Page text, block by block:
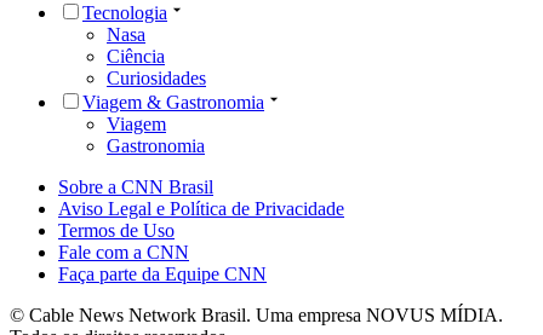
Tecnologia
Nasa
Ciência
Curiosidades
Viagem & Gastronomia
Viagem
Gastronomia
Sobre a CNN Brasil
Aviso Legal e Política de Privacidade
Termos de Uso
Fale com a CNN
Faça parte da Equipe CNN
© Cable News Network Brasil. Uma empresa NOVUS MÍDIA.